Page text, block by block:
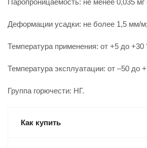
Паропроницаемость: не менее 0,035 мг
Деформации усадки: не более 1,5 мм/м;
Температура применения: от +5 до +30
Температура эксплуатации: от –50 до
Группа горючести: НГ.
Как купить